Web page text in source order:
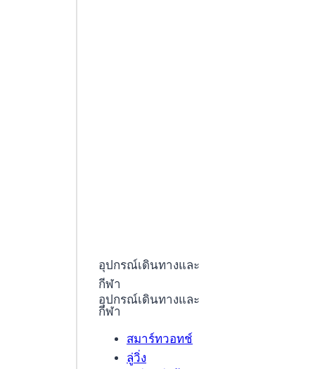
อุปกรณ์เดินทางและ
กีฬา
อุปกรณ์เดินทางและ
กีฬา
สมาร์ทวอทช์
ลู่วิ่ง